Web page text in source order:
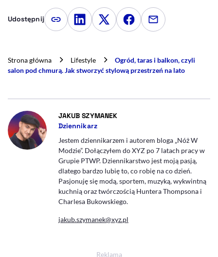
Udostępnij Kopiuj link artykułu
Udostępnij na LinkedIn
Udostępnij na Twitterze
Udostępnij na
Udostępnij
Strona główna Lifestyle
Ogród, taras i balkon, czyli
salon pod chmurą. Jak stworzyć stylową przestrzeń na lato
JAKUB SZYMANEK- AUTOR ARTYKUŁU - PROFIL
Dziennikarz
Jestem dziennikarzem i autorem bloga „Nóż W
Modzie”. Dołączyłem do XYZ po 7 latach pracy w
Grupie PTWP. Dziennikarstwo jest moją pasją,
dlatego bardzo lubię to, co robię na co dzień.
Pasjonuję się modą, sportem, muzyką, wykwintną
kuchnią oraz twórczością Huntera Thompsona i
Charlesa Bukowskiego.
jakub.szymanek@xyz.pl